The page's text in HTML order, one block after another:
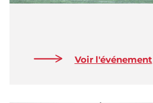
Voir l'événement